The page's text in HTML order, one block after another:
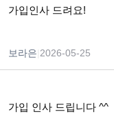
가입인사 드려요!
보라은 2026-05-25
가입 인사 드립니다 ^^